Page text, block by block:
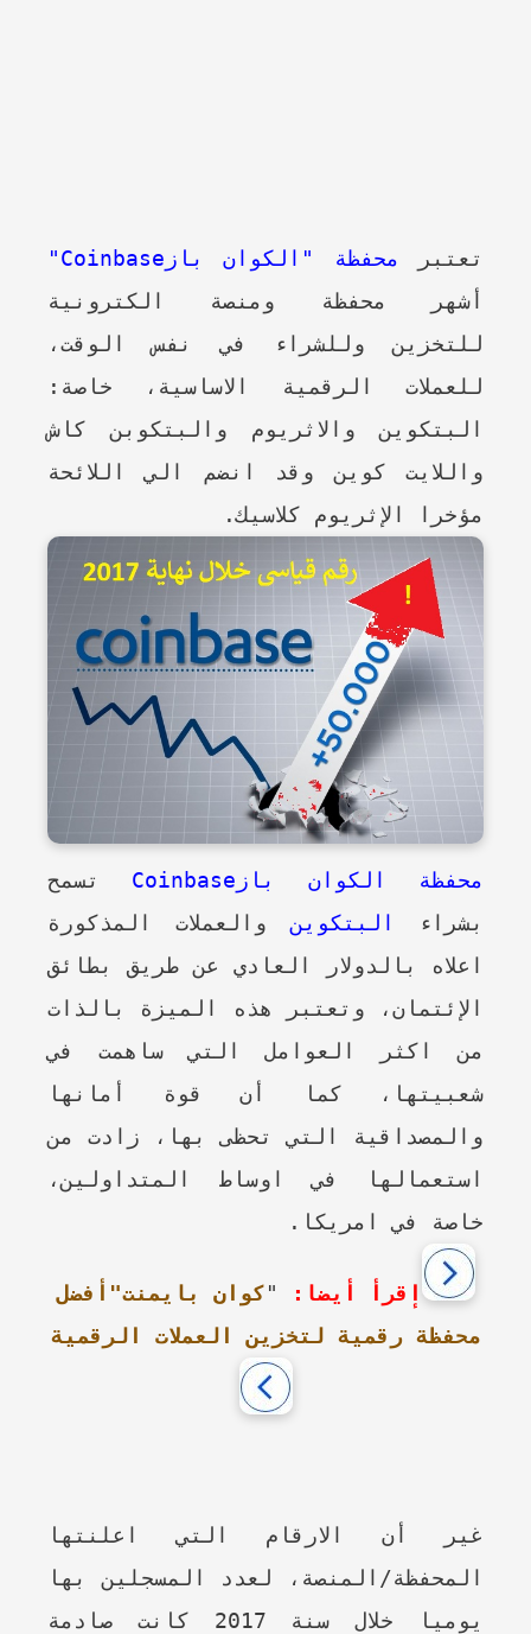
تعتبر محفظة "الكوان بازCoinbase"
أشهر محفظة ومنصة الكترونية
للتخزين وللشراء في نفس الوقت،
للعملات الرقمية الاساسية، خاصة:
البتكوين والاثريوم والبتكوبن كاش
واللايت كوين وقد انضم الي اللائحة
مؤخرا الإثريوم كلاسيك.
محفظة الكوان بازCoinbase
تسمح
بشراء
البتكوينوالعملات المذكورة
اعلاه بالدولار العادي عن طريق بطائق
الإئتمان، وتعتبر هذه الميزة بالذات
من اكثر العوامل التي ساهمت في
شعبيتها، كما أن قوة أمانها
والمصداقية التي تحظى بها، زادت من
استعمالها في اوساط المتداولين،
خاصة في امريكا.
إقرأ أيضا: "كوان بايمنت"أفضل
محفظة رقمية لتخزين العملات الرقمية
غير أن الارقام التي اعلنتها
المحفظة/المنصة، لعدد المسجلين بها
يوميا خلال سنة 2017 كانت صادمة